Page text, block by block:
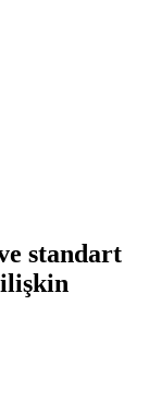
standart